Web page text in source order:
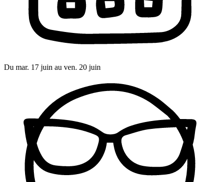
Du mar. 17 juin au ven. 20 juin